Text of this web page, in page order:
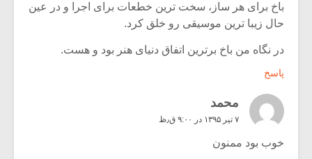
باخ برای هر ساز، سخت ترین خطعات برای اجرا و در عین
حال زیبا ترین موسیقی رو خلق کرد.
در نگاه من باخ برترین اتفاق دنیای هنر بود و هست.
پاسخ
محمد
۷ تیر ۱۳۹۵ در ۹:۰۰ ق٫ظ
خوب بود ممنون